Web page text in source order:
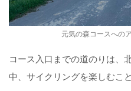
元気の森コースへの
コース入口までの道のりは、
中、サイクリングを楽しむこ